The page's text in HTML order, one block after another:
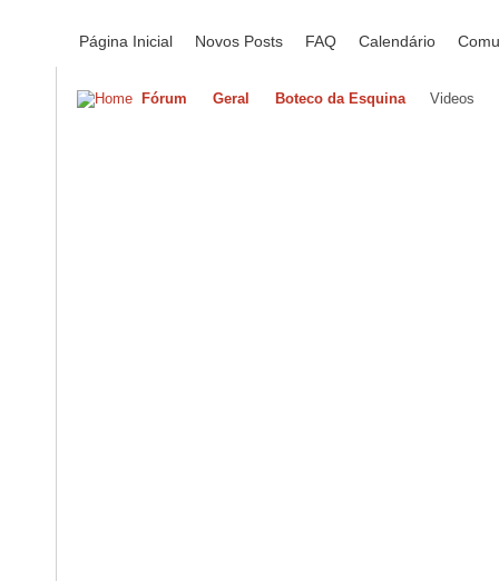
Página Inicial Novos Posts FAQ Calendário
Fórum Geral Boteco da Esquina Videos